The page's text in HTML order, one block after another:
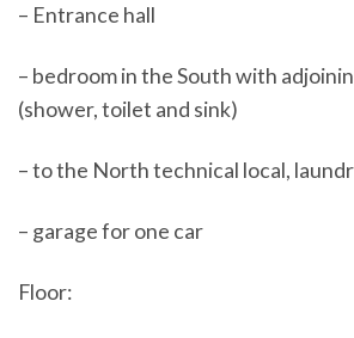
– Entrance hall
– bedroom in the South with
(shower, toilet and sink)
– to the North technical local,
– garage for one car
Floor: